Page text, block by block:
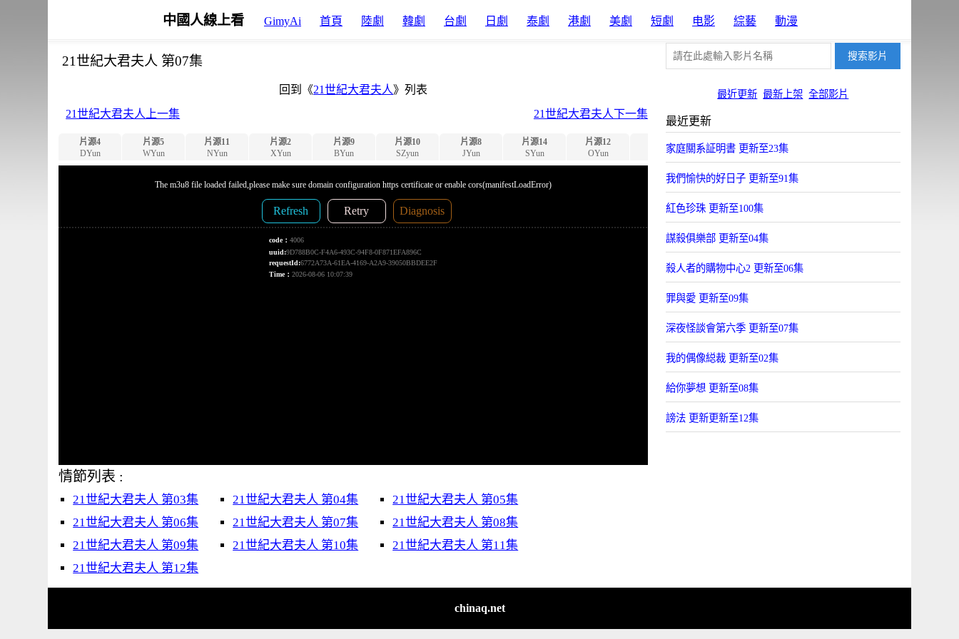
中國人線上看 GimyAi 首頁 陸劇 韓劇 台劇 日劇 泰劇 港劇 美劇 短劇 电影 綜藝 動漫
最近更新 最新上架 全部影片
21世紀大君夫人 第07集
回到《21世紀大君夫人》列表
21世紀大君夫人上一集
21世紀大君夫人下一集
片源4
DYun
片源5
WYun
片源11
NYun
片源2
XYun
片源9
BYun
片源10
SZyun
片源8
JYun
片源14
SYun
片源12
OYun
片源13
Uyun
片源1
BYun
片源3
FYun
情節列表 :
21世紀大君夫人 第03集 21世紀大君夫人 第04集
21世紀大君夫人 第05集
21世紀大君夫人 第06集
21世紀大君夫人 第07集
21世紀大君夫人 第08集
21世紀大君夫人 第09集
21世紀大君夫人 第10集
21世紀大君夫人 第11集
21世紀大君夫人 第12集
最近更新
家庭關系証明書 更新至23集
我們愉快的好日子 更新至91集
紅色珍珠 更新至100集
謀殺俱樂部 更新至04集
殺人者的購物中心2 更新至06集
罪與愛 更新至09集
深夜怪談會第六季 更新至07集
我的偶像縂裁 更新至02集
給你夢想 更新至08集
謗法 更新更新至12集
chinaq.net